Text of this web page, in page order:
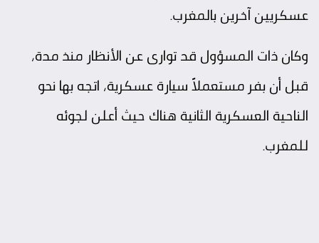
عسكريين آخرين بالمغرب.
وكان ذات المسؤول قد توارى عن الأنظار منذ مدة،
قبل أن بفر مستعملاً سيارة عسكرية، اتجه بها نحو
الناحية العسكرية الثانية هناك حيث أعلن لجوئه
للمغرب.